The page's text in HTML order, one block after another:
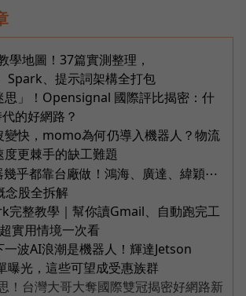
學地圖！37篇實測整理，
Spark、提示詞架構全打包
思」！Opensignal 國際評比揭密：什
的好網路？
變快，momo為何仍導入機器人？物流
更棘手的缺工難題
幾乎都靠台廠做！鴻海、廣達、緯穎⋯
念股全拆解
完整教學｜幫你讀Gmail、自動跑完工
實用情境一次看
波AI浪潮是機器人！輝達Jetson
曝光，這些可望成受惠族群
！台灣大哥大奪國際雙冠揭密好網路新